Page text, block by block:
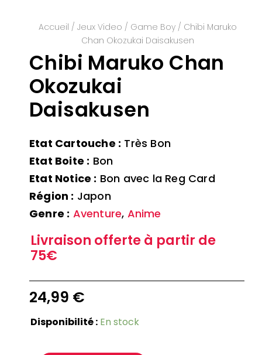
Accueil / Jeux Video / Game Boy/ Chibi Maruko
Chan Okozukai Daisakusen
Chibi Maruko Chan
Okozukai
Daisakusen
Etat Cartouche : Très Bon
Etat Boite : Bon
Etat Notice : Bon avec la Reg Card
Région : Japon
Genre : Aventure, Anime
Livraison offerte à partir de
75€
24,99 €
Disponibilité : En stock